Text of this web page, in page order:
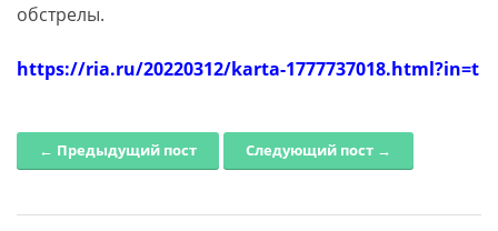
обстрелы.
https://ria.ru/20220312/karta-1777737018.html?in=t
Post navigation
← Предыдущий пост Следующий пост →